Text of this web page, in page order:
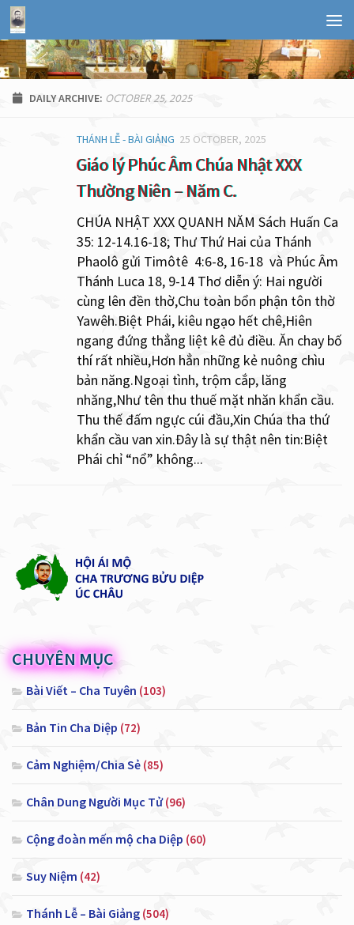
DAILY ARCHIVE: OCTOBER 25, 2025
THÁNH LỄ - BÀI GIẢNG 25 OCTOBER, 2025
Giáo lý Phúc Âm Chúa Nhật XXX
Thường Niên – Năm C.
CHÚA NHẬT XXX QUANH NĂM Sách Huấn Ca
35: 12-14.16-18; Thư Thứ Hai của Thánh
Phaolô gửi Timôtê 4:6-8, 16-18 và Phúc Âm
Thánh Luca 18, 9-14 Thơ diễn ý: Hai người
cùng lên đền thờ,Chu toàn bổn phận tôn thờ
Yawêh.Biệt Phái, kiêu ngạo hết chê,Hiên
ngang đứng thẳng liệt kê đủ điều. Ăn chay bố
thí rất nhiều,Hơn hẳn những kẻ nuông chìu
bản năng.Ngoại tình, trộm cắp, lăng
nhăng,Như tên thu thuế mặt nhăn khẩn cầu.
Thu thế đấm ngực cúi đầu,Xin Chúa tha thứ
khẩn cầu van xin.Đây là sự thật nên tin:Biệt
Phái chỉ “nổ” không...
CHUYÊN MỤC
Bài Viết – Cha Tuyên (103)
Bản Tin Cha Diệp (72)
Cảm Nghiệm/Chia Sẻ (85)
Chân Dung Người Mục Tử(96)
Cộng đoàn mến mộ cha Diệp (60)
Suy Niệm (42)
Thánh Lễ – Bài Giảng (504)